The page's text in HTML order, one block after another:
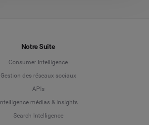
Notre Suite
Consumer Intelligence
Gestion des réseaux sociaux
APIs
Intelligence médias & insights
Search Intelligence